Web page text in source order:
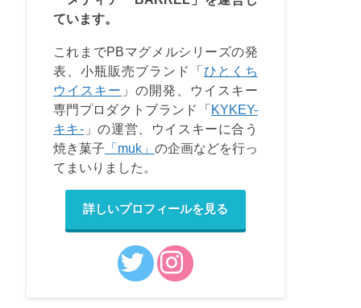
ています。
これまでPBマグメルシリーズの発
表、小瓶販売ブランド「ひとくち
ウイスキー 」の開発、ウイスキー
専門プロダクトブランド「KYKEY-
キキ- 」の運営、ウイスキーに合う
焼き菓子 「muk」 の企画などを行っ
てまいりました。
詳しいプロフィールを見る